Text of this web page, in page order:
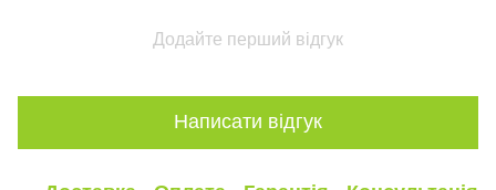
Додайте перший відгук
Написати відгук